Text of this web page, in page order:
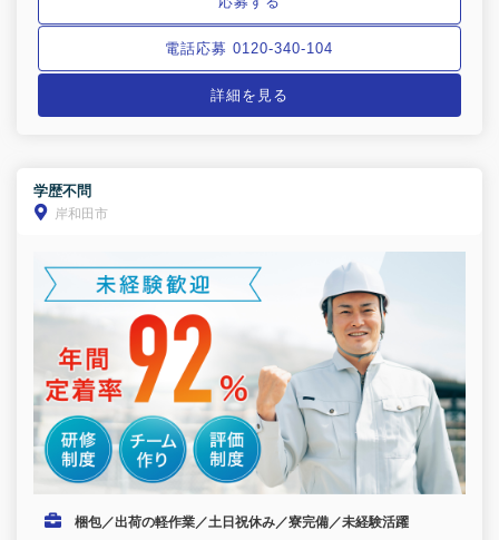
電話応募 0120-340-104
詳細を見る
学歴不問
岸和田市
梱包／出荷の軽作業／土日祝休み／寮完備／未経験活躍